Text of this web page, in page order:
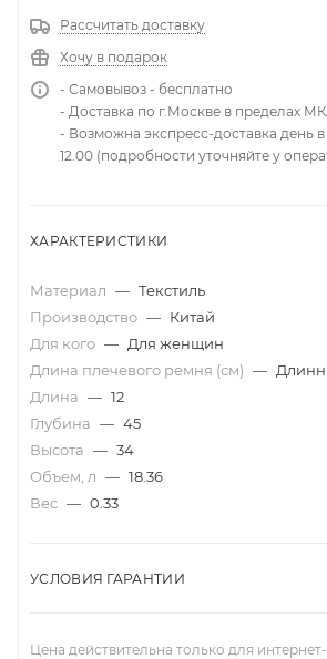
Рассчитать доставку
Хочу в подарок
- Самовывоз - бесплатно
- Доставка по г.Москве в пределах
- Возможна экспресс-доставка день в
12.00 (подробности уточняйте у
ХАРАКТЕРИСТИКИ
Материал — Текстиль
Производство — Китай
Для кого — Для женщин
Длина плечевого ремня (см) —
Длина — 12
Глубина — 45
Высота — 34
Объем, л — 18.36
Вес — 0.33
УСЛОВИЯ ГАРАНТИИ
Цена действительна только для